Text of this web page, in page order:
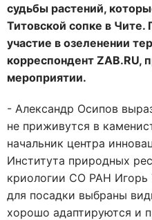
судьбы растений,
Титовской сопке в Чите.
участие в озеленении
корреспондент ZAB.RU,
мероприятии.
- Александр Осипов
не приживутся в
начальник центра
Института природных
криологии СО РАН Игорь
для посадки выбраны
хорошо адаптируются и